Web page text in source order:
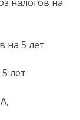
на 5 лет
лет